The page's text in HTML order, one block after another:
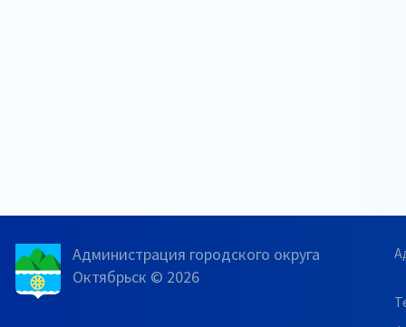
Администрация городского округа
Октябрьск © 2026